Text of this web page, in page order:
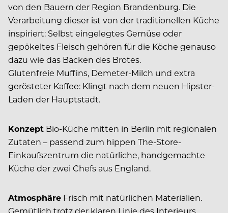
von den Bauern der Region Brandenburg. Die
Verarbeitung dieser ist von der traditionellen Küche
inspiriert: Selbst eingelegtes Gemüse oder
gepökeltes Fleisch gehören für die Köche genauso
dazu wie das Backen des Brotes.
Glutenfreie Muffins, Demeter-Milch und extra
gerösteter Kaffee: Klingt nach dem neuen Hipster-
Laden der Hauptstadt.
Konzept Bio-Küche mitten in Berlin mit regionalen
Zutaten – passend zum hippen The-Store-
Einkaufszentrum die natürliche, handgemachte
Küche der zwei Chefs aus England.
Atmosphäre Frisch mit natürlichen Materialien.
Gemütlich trotz der klaren Linie des Interieurs.